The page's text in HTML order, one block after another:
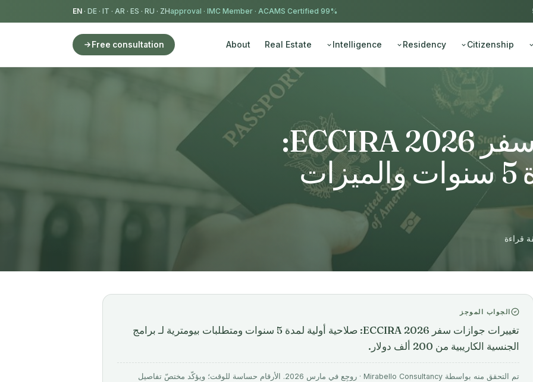
99% approval ·
IMC Member · ACAMS Certified
EN · DE · IT · AR · ES · RU · ZH
Citizenship
Residency
Intelligence
Real Estate
About
Free consultation
تغييرات جوازات سفر ECCIRA 2026:
صلاحية أولية لمدة 5 سنوات والميزات
الجواب الموجز
تغييرات جوازات سفر ECCIRA 2026: صلاحية أولية لمدة 5 سنوات ومتطلبات بيومترية لـ برامج
الجنسية الكاريبية من 200 ألف دولار.
تم التحقق منه بواسطة Mirabello Consultancy · روجِع في مارس 2026. الأرقام حساسة للوقت؛ ويؤكّد مختصّ تفاصيل